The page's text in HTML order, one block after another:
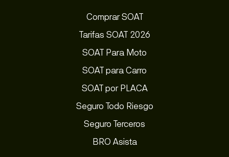
Comprar SOAT
Tarifas SOAT 2026
SOAT Para Moto
SOAT para Carro
SOAT por PLACA
Seguro Todo Riesgo
Seguro Terceros
BRO Asista